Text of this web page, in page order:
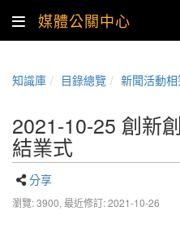
媒體公關中心
知識庫 目錄總覽 新聞活動
2021-10-25 創新
結業式
分享
瀏覽: 3900, 最近修訂: 2021-10-26